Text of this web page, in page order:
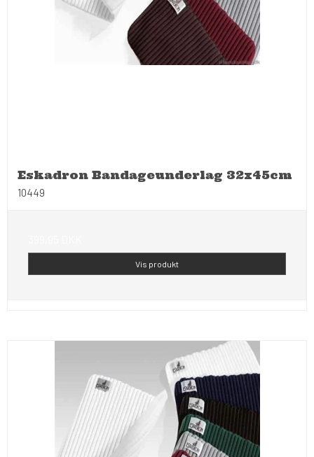
Eskadron Bandageunderlag 32x45cm
10449
Vis produkt